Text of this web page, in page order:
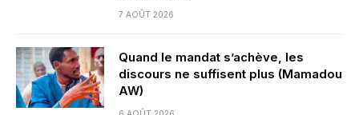
7 AOÛT 2026
Quand le mandat s’achève, les
discours ne suffisent plus (Mamadou
AW)
6 AOÛT 2026